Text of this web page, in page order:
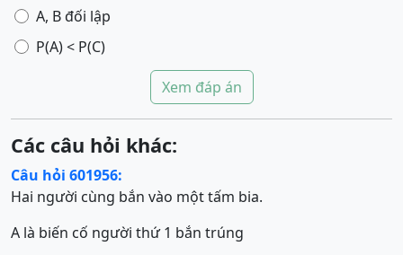
A, B đối lập
P(A) < P(C)
Xem đáp án
Các câu hỏi khác:
Câu hỏi 601956:
Hai người cùng bắn vào một tấm bia.
A là biến cố người thứ 1 bắn trúng